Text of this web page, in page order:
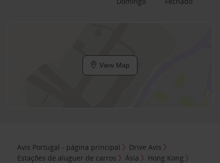
View Map
Avis Portugal - página principal
Drive Avis
Estações de aluguer de carros
Ásia
Hong Kong